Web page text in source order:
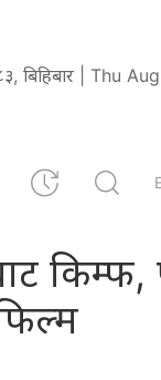
बिहिबार | Thu
किम्फ,